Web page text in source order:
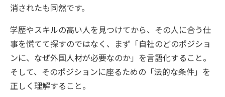
消されたも同然です。
学歴やスキルの高い人を見つけてから、その人に合う仕
事を慌てて探すのではなく、まず「自社のどのポジショ
ンに、なぜ外国人材が必要なのか」を言語化すること。
そして、そのポジションに座るための「法的な条件」を
正しく理解すること。